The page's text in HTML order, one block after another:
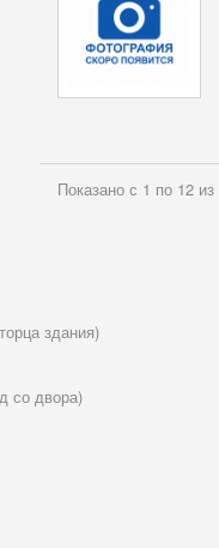
Показано с 1 по 12
здания)
со двора)